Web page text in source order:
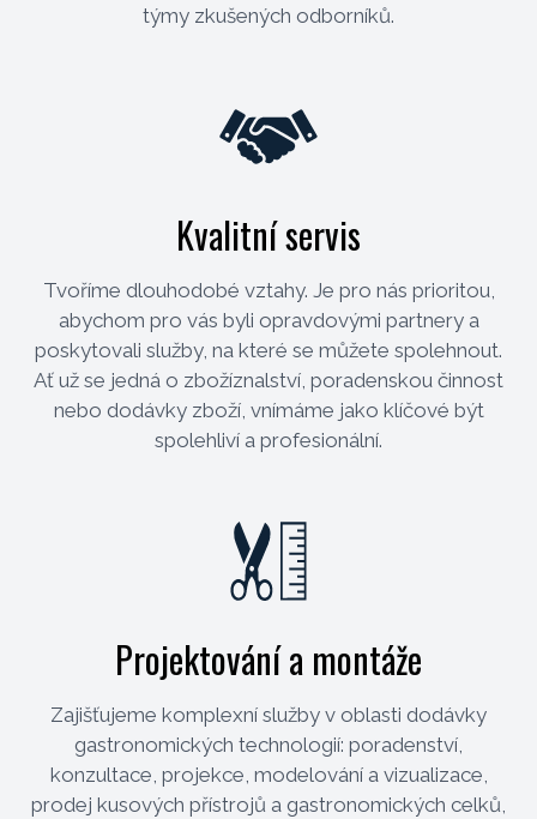
týmy zkušených odborníků.
Kvalitní servis
Tvoříme dlouhodobé vztahy. Je pro nás prioritou,
abychom pro vás byli opravdovými partnery a
poskytovali služby, na které se můžete spolehnout.
Ať už se jedná o zbožíznalství, poradenskou činnost
nebo dodávky zboží, vnímáme jako klíčové být
spolehliví a profesionální.
Projektování a montáže
Zajišťujeme komplexní služby v oblasti dodávky
gastronomických technologií: poradenství,
konzultace, projekce, modelování a vizualizace,
prodej kusových přístrojů a gastronomických celků,